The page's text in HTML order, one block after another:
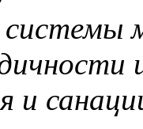
системы
и